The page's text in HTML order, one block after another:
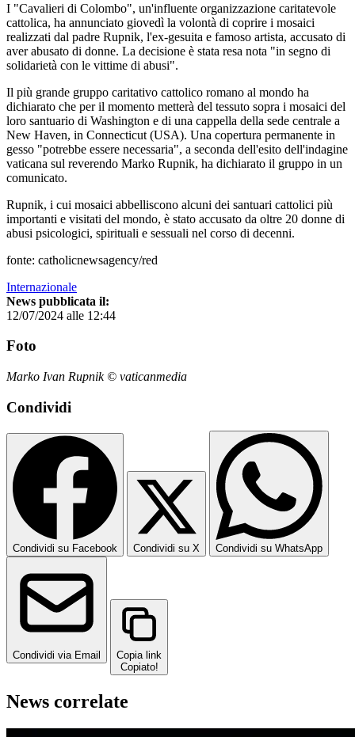
I "Cavalieri di Colombo", un'influente organizzazione caritatevole
cattolica, ha annunciato giovedì la volontà di coprire i mosaici
realizzati dal padre Rupnik, l'ex-gesuita e famoso artista, accusato di
aver abusato di donne. La decisione è stata resa nota "in segno di
solidarietà con le vittime di abusi".
Il più grande gruppo caritativo cattolico romano al mondo ha
dichiarato che per il momento metterà del tessuto sopra i mosaici del
loro santuario di Washington e di una cappella della sede centrale a
New Haven, in Connecticut (USA). Una copertura permanente in
gesso "potrebbe essere necessaria", a seconda dell'esito dell'indagine
vaticana sul reverendo Marko Rupnik, ha dichiarato il gruppo in un
comunicato.
Rupnik, i cui mosaici abbelliscono alcuni dei santuari cattolici più
importanti e visitati del mondo, è stato accusato da oltre 20 donne di
abusi psicologici, spirituali e sessuali nel corso di decenni.
fonte: catholicnewsagency/red
Internazionale
News pubblicata il:
12/07/2024 alle 12:44
Foto
Marko Ivan Rupnik © vaticanmedia
Condividi
Condividi su Facebook Condividi su X Condividi su WhatsApp
Condividi via Email
Copia link
Copiato!
News correlate